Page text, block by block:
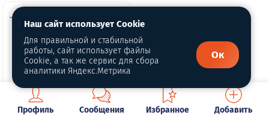
4 фото
Профиль Сообщения Избранное Добавить
Наш сайт использует Cookie
Для правильной и стабильной
работы, сайт использует файлы
Cookie, а так же сервис для сбора
аналитики Яндекс.Метрика
Ок